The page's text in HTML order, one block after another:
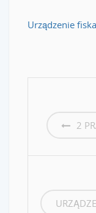
Urządzenie
2